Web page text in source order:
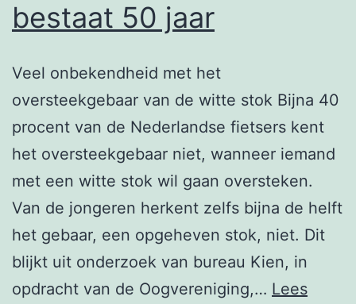
bestaat 50 jaar
Veel onbekendheid met het
oversteekgebaar van de witte stok Bijna 40
procent van de Nederlandse fietsers kent
het oversteekgebaar niet, wanneer iemand
met een witte stok wil gaan oversteken.
Van de jongeren herkent zelfs bijna de helft
het gebaar, een opgeheven stok, niet. Dit
blijkt uit onderzoek van bureau Kien, in
opdracht van de Oogvereniging,… Lees